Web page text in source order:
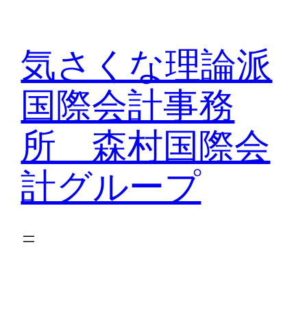
気さくな理論派
国際会計事務
所 森村国際会
計グループ